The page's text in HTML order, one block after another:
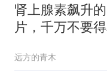
肾上腺素飙升
片，千万不要
远方的青木